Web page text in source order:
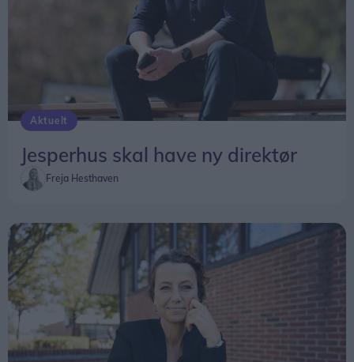
Aktuelt
Jesperhus skal have ny direktør
Freja Hesthaven